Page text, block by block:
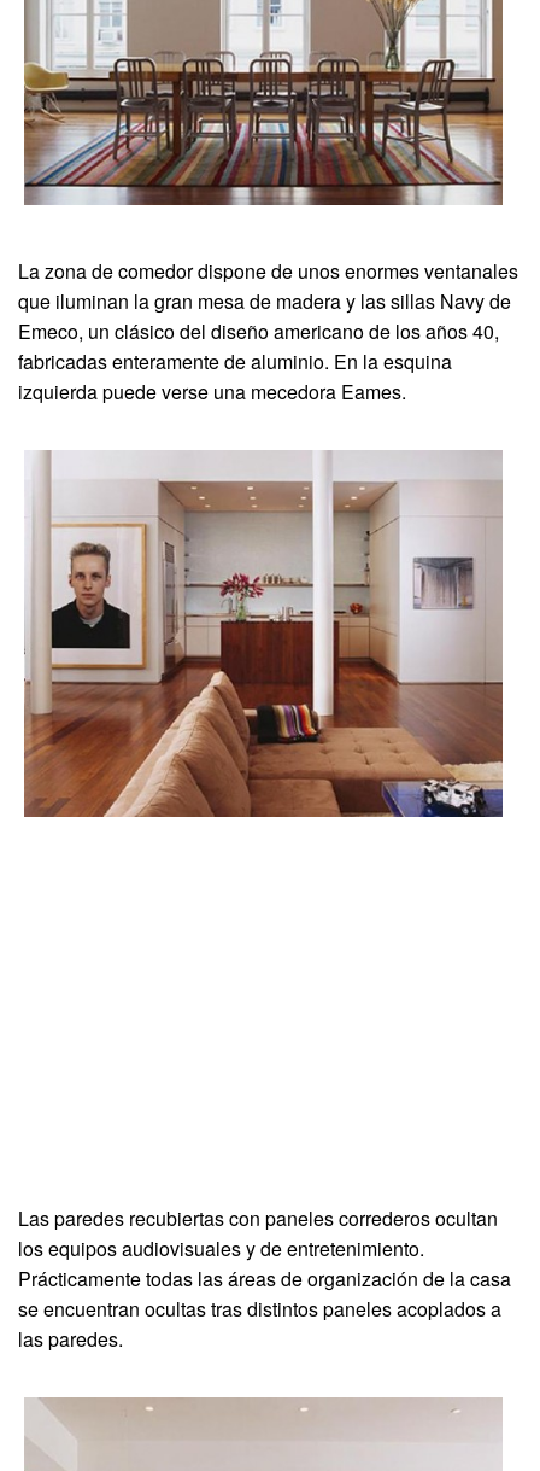
La zona de comedor dispone de unos enormes ventanales
que iluminan la gran mesa de madera y las sillas Navy de
Emeco, un clásico del diseño americano de los años 40,
fabricadas enteramente de aluminio. En la esquina
izquierda puede verse una mecedora Eames.
Las paredes recubiertas con paneles correderos ocultan
los equipos audiovisuales y de entretenimiento.
Prácticamente todas las áreas de organización de la casa
se encuentran ocultas tras distintos paneles acoplados a
las paredes.